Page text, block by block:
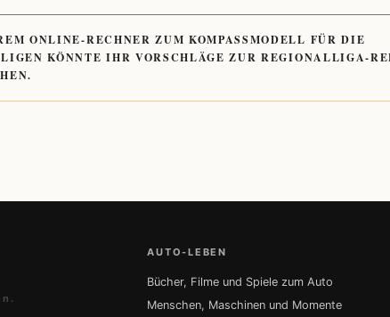
ONLINE-RECHNER ZUM KOMPASSMODELL FÜR DIE
KÖNNTE IHR VORSCHLÄGE ZUR REGIONALLIGA-
AUTO-LEBEN
Bücher, Filme und Spiele zum Auto
Menschen, Maschinen und Momente